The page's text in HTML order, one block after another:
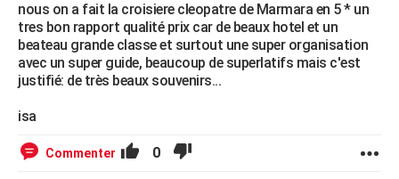
nous on a fait la croisiere cleopatre de Marmara en 5 * un
tres bon rapport qualité prix car de beaux hotel et un
beateau grande classe et surtout une super organisation
avec un super guide, beaucoup de superlatifs mais c'est
justifié: de très beaux souvenirs...
isa
Commenter 0